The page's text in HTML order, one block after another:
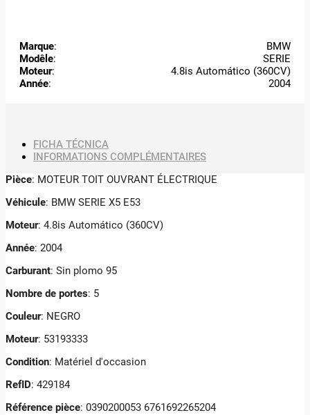
Marque:
BMW
Modêle:
SERIE
Moteur:
4.8is Automático (360CV)
Année: 2004
FICHA TÉCNICA
INFORMATIONS COMPLÉMENTAIRES
Pièce: MOTEUR TOIT OUVRANT ÉLECTRIQUE
Véhicule: BMW SERIE X5 E53
Moteur: 4.8is Automático (360CV)
Année: 2004
Carburant: Sin plomo 95
Nombre de portes: 5
Couleur: NEGRO
Moteur: 53193333
Condition: Matériel d'occasion
RefID: 429184
Référence pièce: 0390200053 6761692265204